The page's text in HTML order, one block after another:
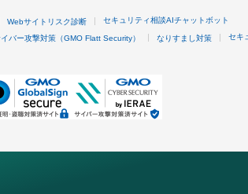
Webサイトリスク診断 セキュリティ相談AIチャットボット
バー攻撃対策（GMO Flatt Security） なりすまし対策 セキ